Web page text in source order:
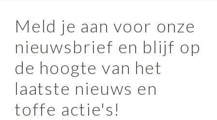
Meld je aan voor onze
nieuwsbrief en blijf op
de hoogte van het
laatste nieuws en
toffe actie's!